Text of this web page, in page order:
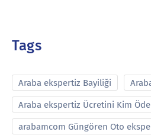
Tags
Araba ekspertiz Bayiliği
Araba ekspertiz Ücretini Kim
arabamcom Güngören Oto